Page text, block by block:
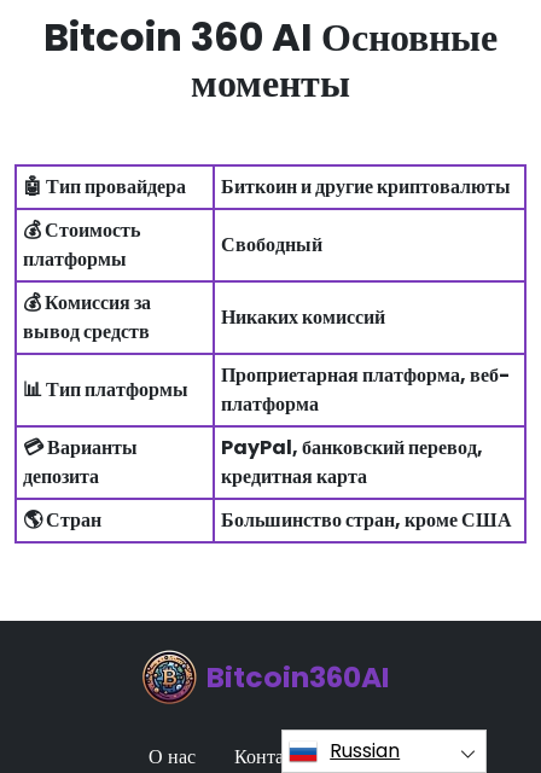
Bitcoin 360 AI Основные
моменты
🤖 Тип провайдера
Биткоин и другие криптовалюты
💰 Стоимость
платформы
Свободный
💰 Комиссия за
вывод средств
Никаких комиссий
📊 Тип платформы
Проприетарная платформа, веб-
платформа
💳 Варианты
депозита
PayPal, банковский перевод,
кредитная карта
🌎 Стран
Большинство стран, кроме США
Bitcoin360AI
О нас Контакт Логин
Russian